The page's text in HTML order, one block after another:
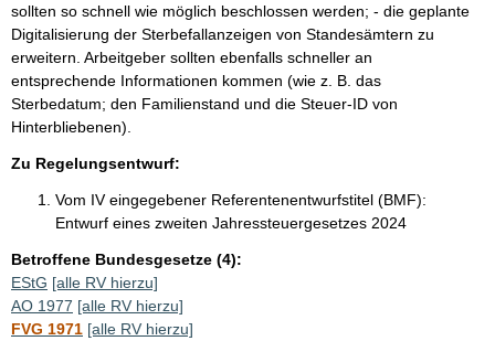
sollten so schnell wie möglich beschlossen werden; - die geplante
Digitalisierung der Sterbefallanzeigen von Standesämtern zu
erweitern. Arbeitgeber sollten ebenfalls schneller an
entsprechende Informationen kommen (wie z. B. das
Sterbedatum; den Familienstand und die Steuer-ID von
Hinterbliebenen).
Zu Regelungsentwurf:
Vom IV eingegebener Referentenentwurfstitel (BMF):
Entwurf eines zweiten Jahressteuergesetzes 2024
Betroffene Bundesgesetze (4):
EStG [alle RV hierzu]
AO 1977 [alle RV hierzu]
FVG 1971 [alle RV hierzu]